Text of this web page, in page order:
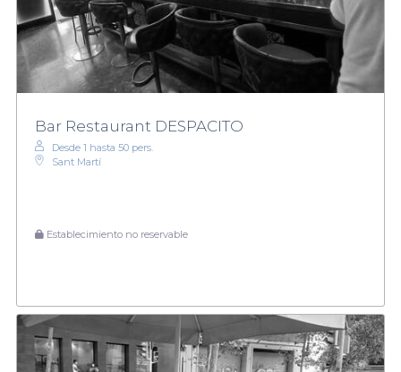
Bar Restaurant DESPACITO
Desde 1 hasta 50 pers.
Sant Martí
Establecimiento no reservable